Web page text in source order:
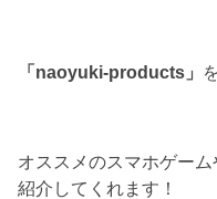
「naoyuki-products」
オススメのスマホゲー
紹介してくれます！